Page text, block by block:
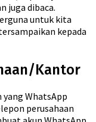
juga dibaca.
untuk kita
kepada
Kantor
WhatsApp
perusahaan